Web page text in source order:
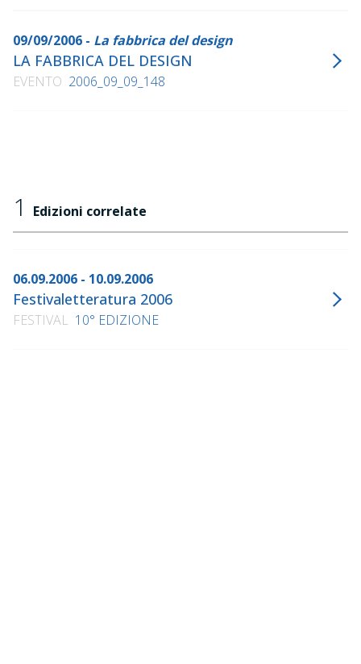
09/09/2006 - La fabbrica del design
LA FABBRICA DEL DESIGN
EVENTO 2006_09_09_148
1 Edizioni correlate
06.09.2006 - 10.09.2006
Festivaletteratura 2006
FESTIVAL 10° EDIZIONE